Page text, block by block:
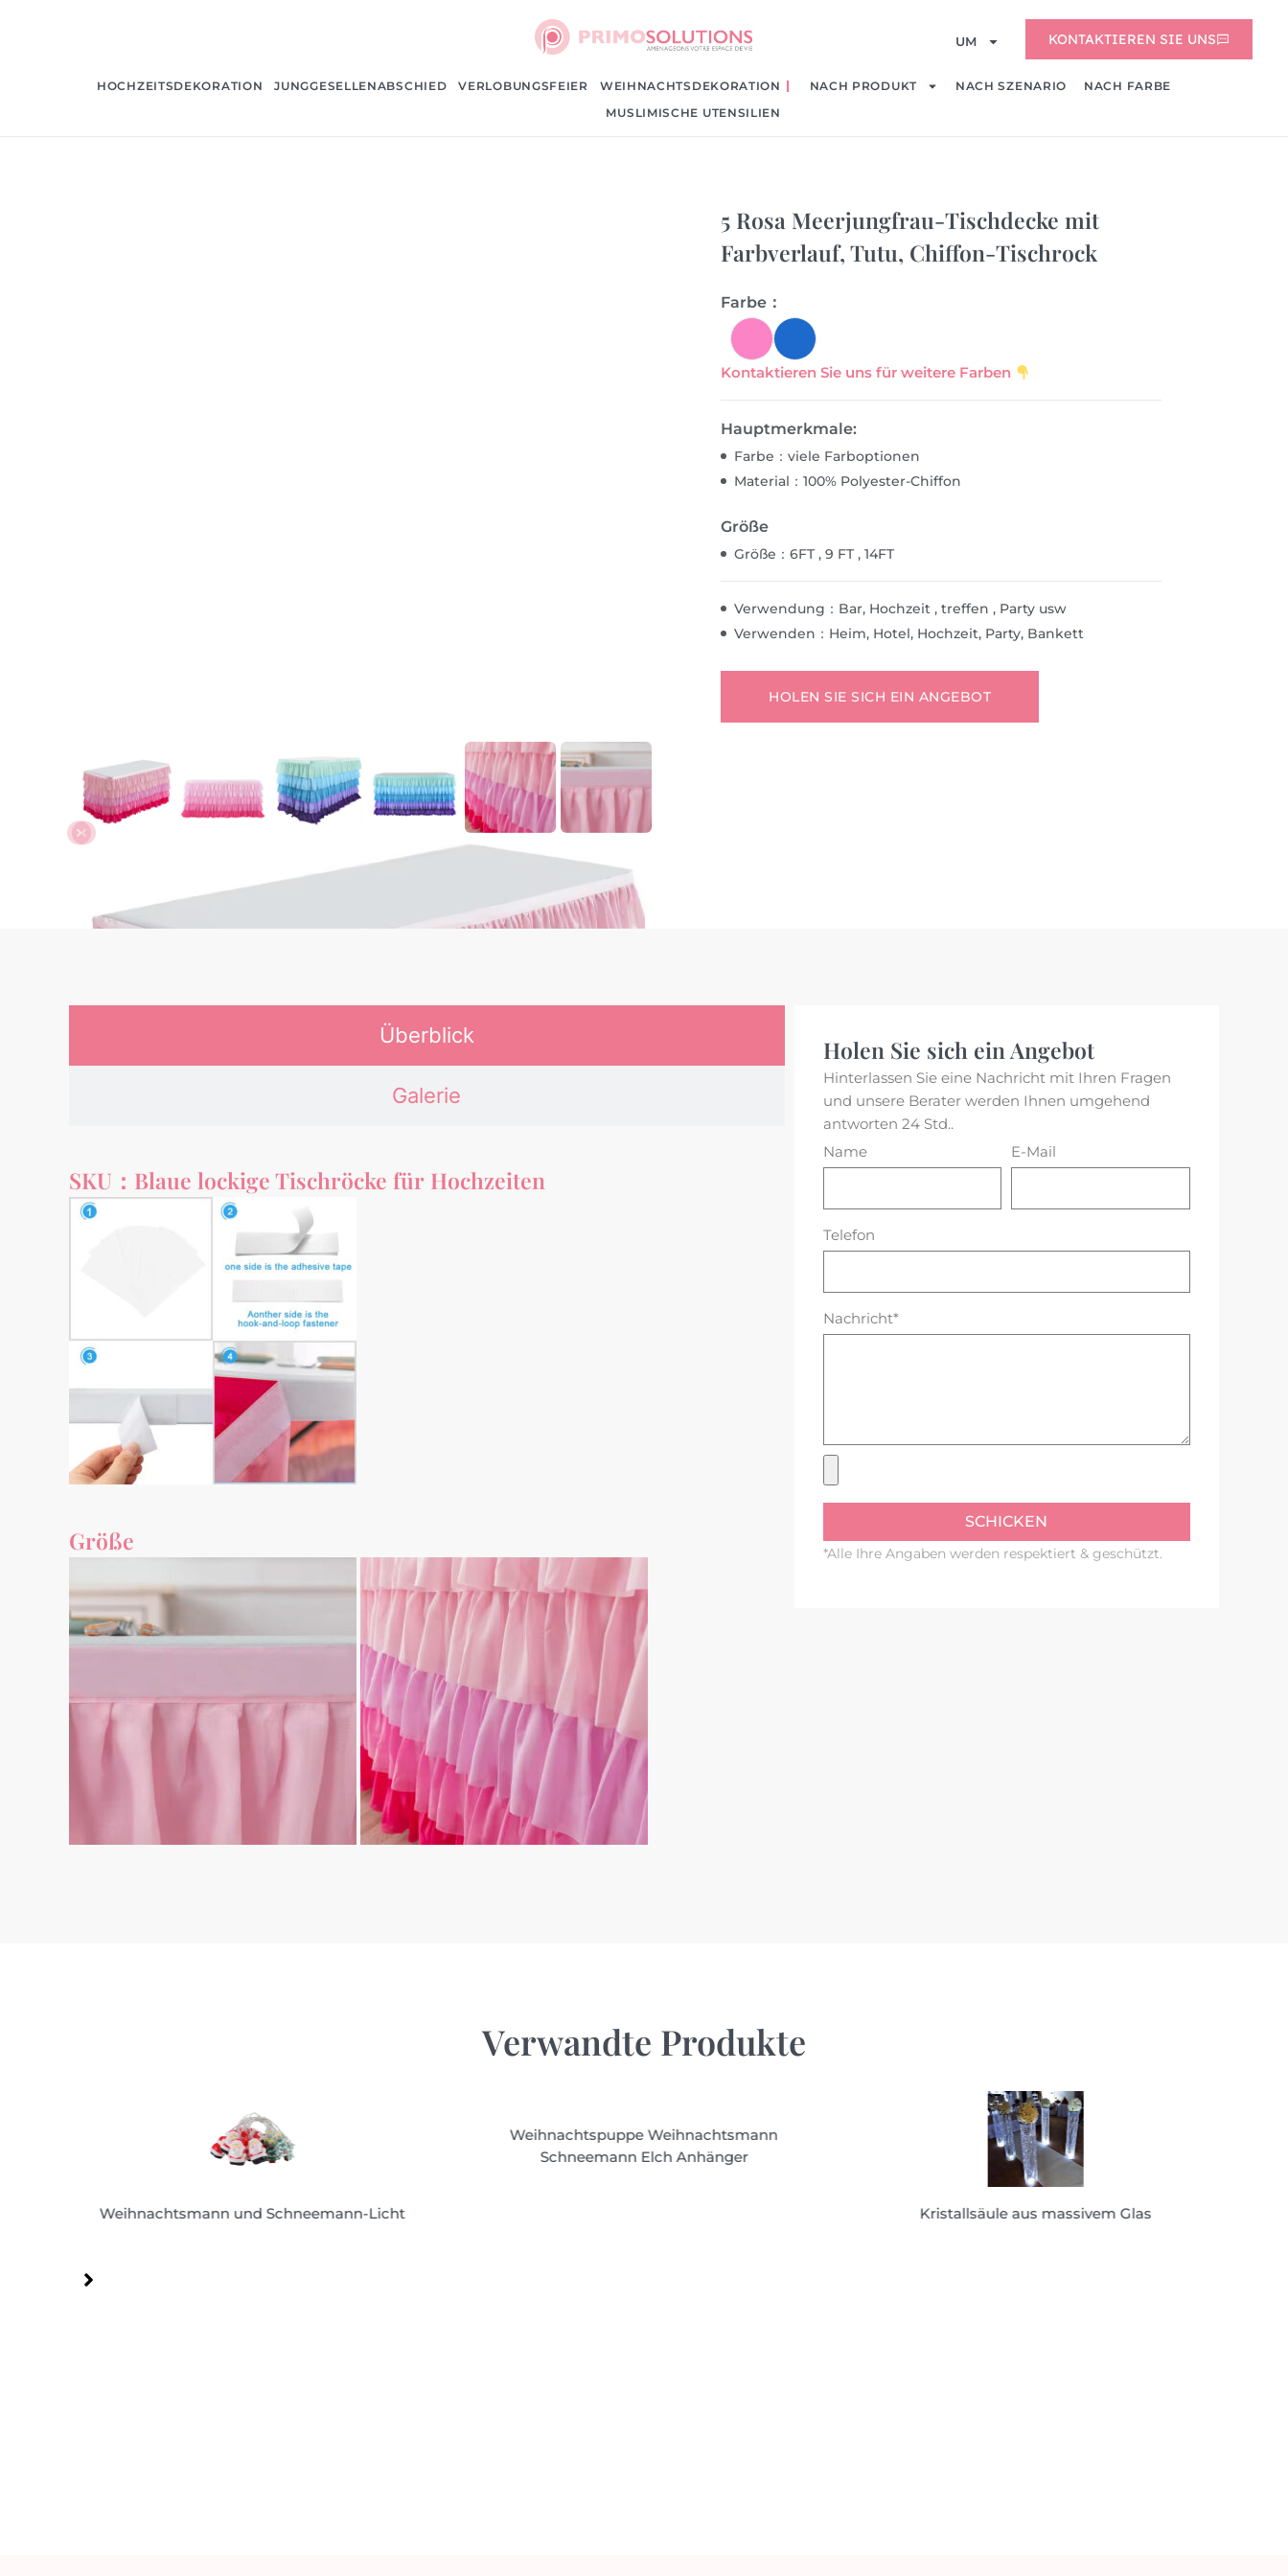
KONTAKTIEREN SIE UNS
UM
HOCHZEITSDEKORATION JUNGGESELLENABSCHIED VERLOBUNGSFEIER
WEIHNACHTSDEKORATION
MUSLIMISCHE UTENSILIEN
NACH PRODUKT NACH SZENARIO NACH FARBE
5 Rosa Meerjungfrau-Tischdecke mit Farbverlauf, Tutu, Chiffon-Tischrock
5 Rosa Meerjungfrau-Tischdecke mit
Farbverlauf, Tutu, Chiffon-Tischrock
Farbe：
Kontaktieren Sie uns für weitere Farben
Hauptmerkmale:
Farbe：viele Farboptionen
Material：100% Polyester-Chiffon
Größe
Größe：6FT , 9 FT , 14FT
Verwendung：Bar, Hochzeit , treffen , Party usw
Verwenden：Heim, Hotel, Hochzeit, Party, Bankett
HOLEN SIE SICH EIN ANGEBOT
Überblick
Galerie
SKU：Blaue lockige Tischröcke für Hochzeiten
Größe
Holen Sie sich ein Angebot
Hinterlassen Sie eine Nachricht mit Ihren Fragen
und unsere Berater werden Ihnen umgehend
antworten 24 Std..
Name
E-Mail
Telefon
Nachricht*
SCHICKEN
*Alle Ihre Angaben werden respektiert & geschützt.
Verwandte Produkte
Weihnachtsmann und Schneemann-Licht
Weihnachtsmann und Schneemann-Licht
Weihnachtspuppe Weihnachtsmann
Schneemann Elch Anhänger
Kristallsäule aus massivem Glas
Kristallsäule aus massivem Glas